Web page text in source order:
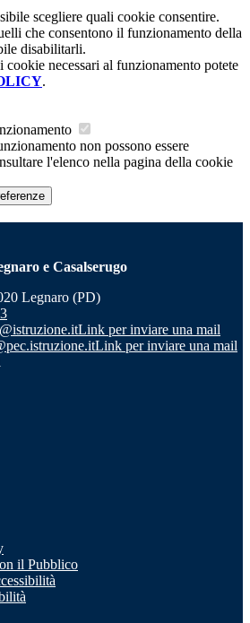
scegliere quali cookie consentire.
che consentono il funzionamento della
disabilitarli.
cookie necessari al funzionamento potete
.
non possono essere
l'elenco nella pagina della cookie
e Casalserugo
Legnaro (PD)
Link per inviare una mail
Link per inviare una mail
il Pubblico